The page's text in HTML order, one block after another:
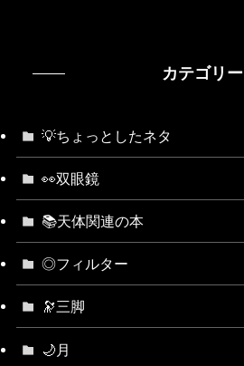
カテゴリー
💡ちょっとしたネタ
👀双眼鏡
📚天体関連の本
◎フィルター
🔭三脚
🌙月